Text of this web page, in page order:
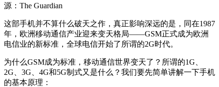
源：The Guardian
这部手机并不算什么破天之作，真正影响深远的是，同在1987
年，欧洲移动通信产业迎来变天格局——GSM正式成为欧洲
电信业的新标准，全球电信开始了所谓的2G时代。
为什么GSM成为标准，移动通信世界变天了？所谓的1G、
2G、3G、4G和5G制式又是什么？我们要先简单讲解一下手机
的基本原理：